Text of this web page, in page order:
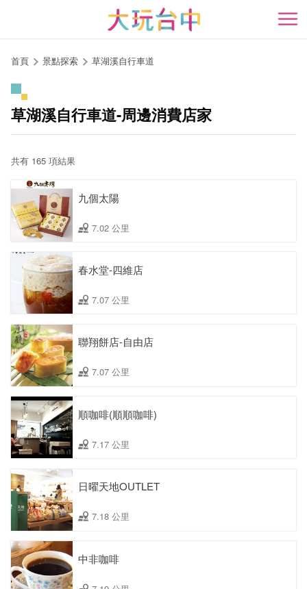
開
首頁 景點探索 草湖溪自行車道
草湖溪自行車道-周邊消費店家
共有 165 項結果
九個太陽
7.02 公里
春水堂-四維店
7.07 公里
聯翔餅店-自由店
7.07 公里
順咖啡(順順咖啡)
7.17 公里
日曜天地OUTLET
7.18 公里
中非咖啡